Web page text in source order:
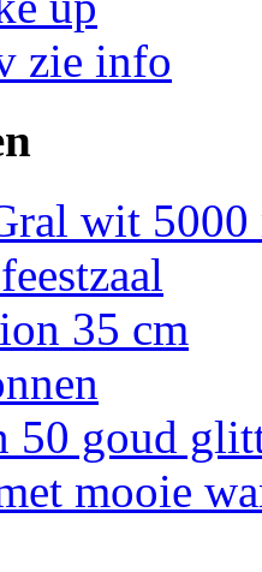
zie info
wit 5000
35 cm
50 goud
mooie